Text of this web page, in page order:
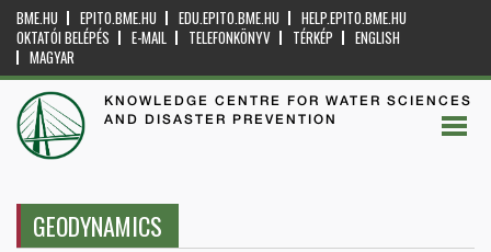
BME.HU EPITO.BME.HU EDU.EPITO.BME.HU
HELP.EPITO.BME.HU
OKTATÓI BELÉPÉS
E-MAIL TELEFONKÖNYV TÉRKÉP
ENGLISH
MAGYAR
KNOWLEDGE CENTRE FOR WATER SCIENCES
AND DISASTER PREVENTION
GEODYNAMICS